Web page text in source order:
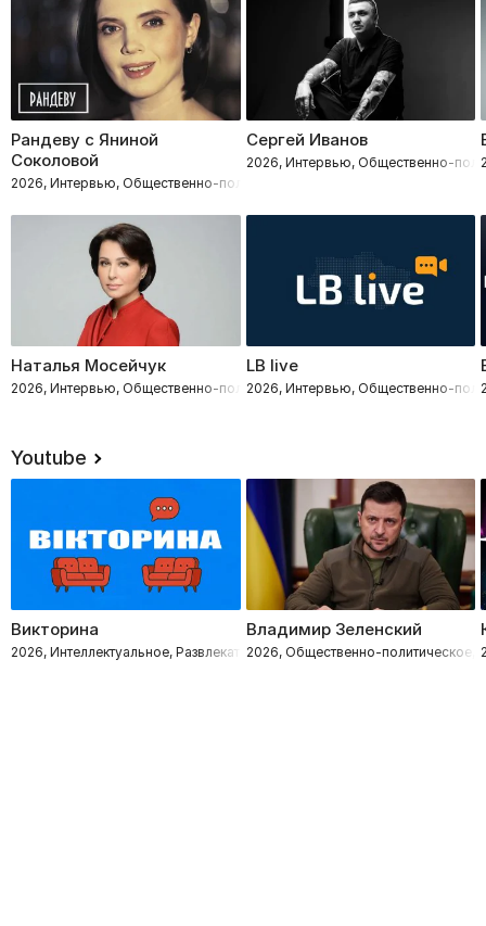
Рандеву с Яниной
Соколовой
2026, Интервью, Общественно-политическое
Сергей Иванов
2026, Интервью, Общественно-
Наталья Мосейчук
2026, Интервью, Общественно-политическое
LB live
2026, Интервью, Общественно-
Youtube
Викторина
2026, Интеллектуальное, Развлекательное
Владимир Зеленский
2026, Общественно-политическое,